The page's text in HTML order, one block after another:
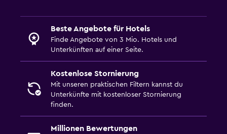
Beste Angebote für Hotels
Finde Angebote von 3 Mio. Hotels und
Unterkünften auf einer Seite.
Kostenlose Stornierung
Mit unseren praktischen Filtern kannst du
Unterkünfte mit kostenloser Stornierung
finden.
Millionen Bewertungen